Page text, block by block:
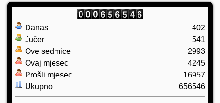
Danas
Jučer
Ove sedmice
Ovaj mjesec
Prošli mjesec
Ukupno
402
541
2993
4245
16957
656546